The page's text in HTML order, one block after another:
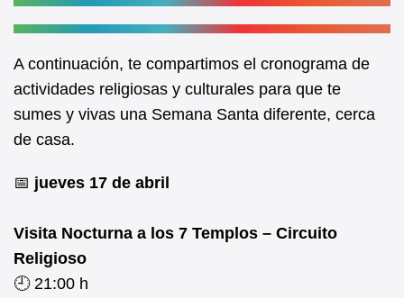
A continuación, te compartimos el cronograma de
actividades religiosas y culturales para que te
sumes y vivas una Semana Santa diferente, cerca
de casa.
📅 jueves 17 de abril
Visita Nocturna a los 7 Templos – Circuito
Religioso
🕘 21:00 h